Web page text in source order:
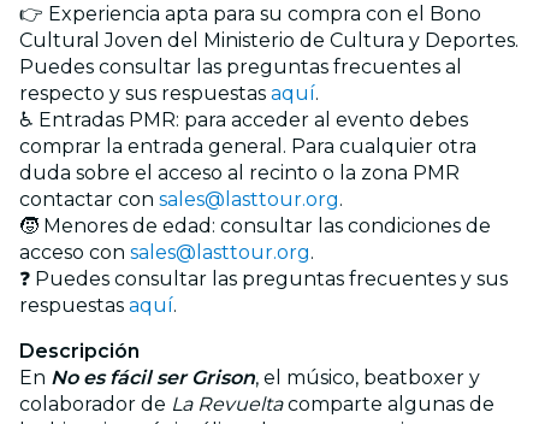
👉 Experiencia apta para su compra con el Bono
Cultural Joven del Ministerio de Cultura y Deportes.
Puedes consultar las preguntas frecuentes al
respecto y sus respuestas aquí.
♿ Entradas PMR: para acceder al evento debes
comprar la entrada general. Para cualquier otra
duda sobre el acceso al recinto o la zona PMR
contactar con sales@lasttour.org.
🧒 Menores de edad: consultar las condiciones de
acceso con sales@lasttour.org.
❓ Puedes consultar las preguntas frecuentes y sus
respuestas aquí.
Descripción
En No es fácil ser Grison, el músico, beatboxer y
colaborador de La Revueltacomparte algunas de